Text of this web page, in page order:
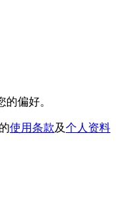
的偏好。
使用条款及个人资料